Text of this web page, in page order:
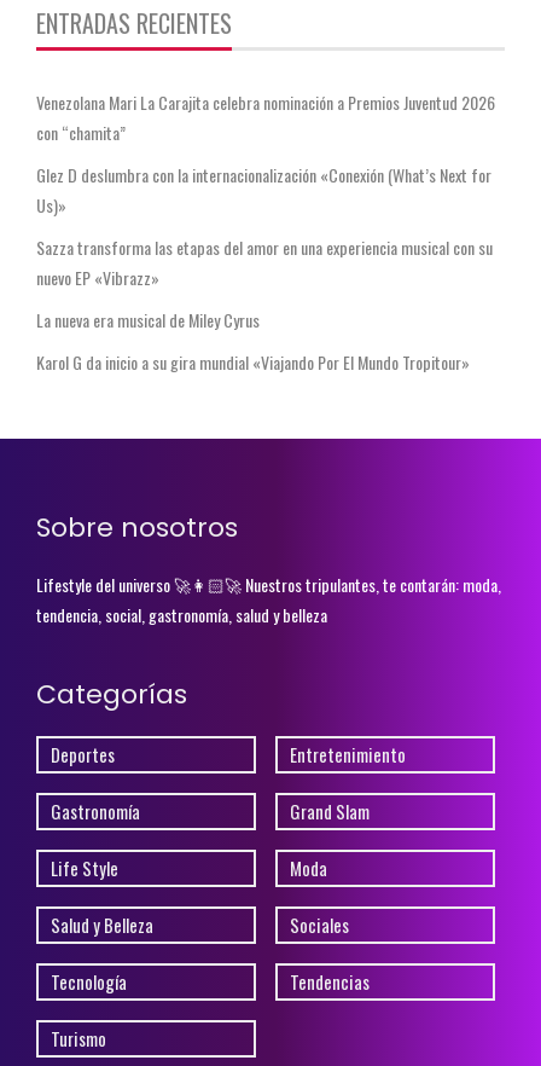
ENTRADAS RECIENTES
Venezolana Mari La Carajita celebra nominación a Premios Juventud 2026
con “chamita”
Glez D deslumbra con la internacionalización «Conexión (What’s Next for
Us)»
Sazza transforma las etapas del amor en una experiencia musical con su
nuevo EP «Vibrazz»
La nueva era musical de Miley Cyrus
Karol G da inicio a su gira mundial «Viajando Por El Mundo Tropitour»
Sobre nosotros
Lifestyle del universo 🚀👩🏻‍🚀 Nuestros tripulantes, te contarán: moda,
tendencia, social, gastronomía, salud y belleza
Categorías
Deportes Entretenimiento
Gastronomía Grand Slam
Life Style Moda
Salud y Belleza Sociales
Tecnología Tendencias
Turismo